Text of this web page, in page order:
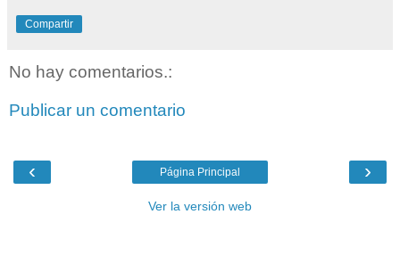
Compartir
No hay comentarios.:
Publicar un comentario
‹ ›
Página Principal
Ver la versión web